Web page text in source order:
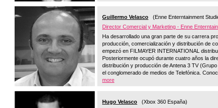
Guillermo Velasco (Enne Enterntainment
Director Comercial y Marketing - Enne
Ha desarrollado una gran parte de su carrera
producción, comercialización y distribución de
empezó en FILMAYER INTERNATIONAL
Posteriormente ocupó durante cuatro años la
distribución y producción de Antena 3 TV
el conglomerado de medios de Telefónica.
more
Hugo Velasco (Xbox 360 España)